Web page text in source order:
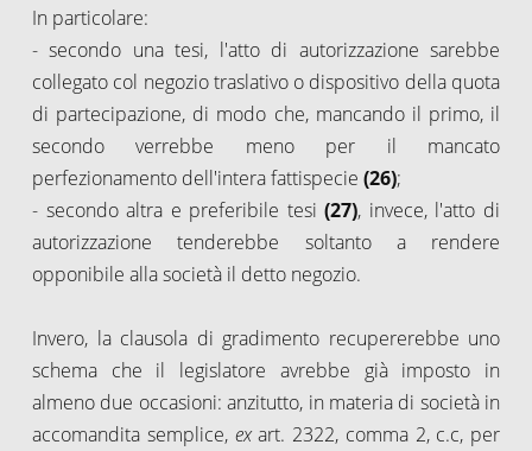
In particolare:
- secondo una tesi, l'atto di autorizzazione sarebbe
collegato col negozio traslativo o dispositivo della quota
di partecipazione, di modo che, mancando il primo, il
secondo verrebbe meno per il mancato
perfezionamento dell'intera fattispecie (26);
- secondo altra e preferibile tesi(27), invece, l'atto di
autorizzazione tenderebbe soltanto a rendere
opponibile alla società il detto negozio.
Invero, la clausola di gradimento recupererebbe uno
schema che il legislatore avrebbe già imposto in
almeno due occasioni: anzitutto, in materia di società in
accomandita semplice, exart. 2322, comma 2, c.c, per